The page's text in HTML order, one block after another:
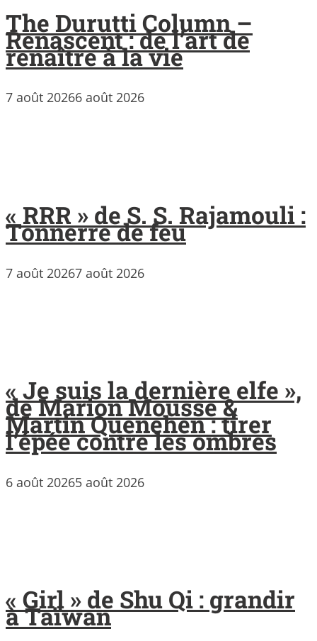
The Durutti Column –
Renascent : de l’art de
renaître à la vie
7 août 20266 août 2026
« RRR » de S. S. Rajamouli :
Tonnerre de feu
7 août 20267 août 2026
« Je suis la dernière elfe »,
de Marion Mousse &
Martin Quenehen : tirer
l’épée contre les ombres
6 août 20265 août 2026
« Girl » de Shu Qi : grandir
à Taïwan